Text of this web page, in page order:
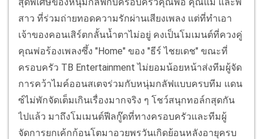
สาว ที่ร่วมถ่ายทอดความรักผ่านเสียงเพลง แต่ที่ทำเอา
เจ้าของคอนเสิร์ตกลั้นน้ำตาไม่อยู่ คงเป็นโมเมนต์ที่ควงคู่
คุณพ่อร้องเพลงซึ้ง "Home" ของ "ธีร์ ไชยเดช" ขณะที่
ครอบครัว TB Entertainment ไม่ยอมน้อยหน้าส่งทีมผู้จัด
การคว้าไมค์ออนสเตจร่วมกับหนุ่มกลัฟแบบครบทีม แดน
ซ์ไม่พักจัดเต็มเกินเรื่องมากจริง ๆ โชว์สนุกทอล์กสุดกัน
ไปแล้ว มาถึงโมเมนต์ฟีลกู๊ดที่ทางครอบครัวและทีมผู้
จัดการยกเค้กก้อนโตมาอวยพรวันเกิดย้อนหลังอายุครบ